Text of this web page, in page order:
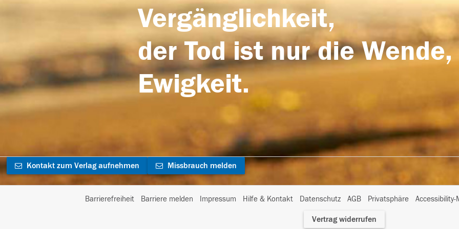
Vergänglichkeit,
der Tod ist nur die
Ewigkeit.
Kontakt zum Verlag aufnehmen Missbrauch melden
Barrierefreiheit Barriere melden Impressum Hilfe & Kontakt Datenschutz AGB Privatsphäre
I
Vertrag widerrufen